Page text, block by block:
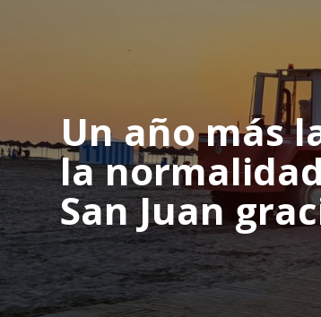
Un año más
la
San Juan